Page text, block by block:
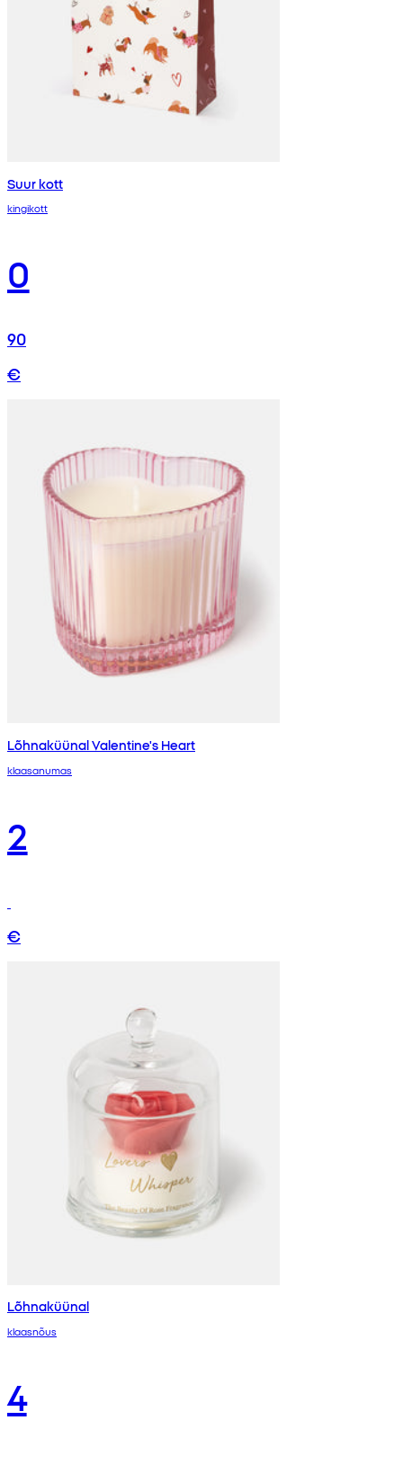
Suur kott
kingikott
0
90
€
Lõhnaküünal Valentine's Heart
klaasanumas
2
€
Lõhnaküünal
klaasnõus
4